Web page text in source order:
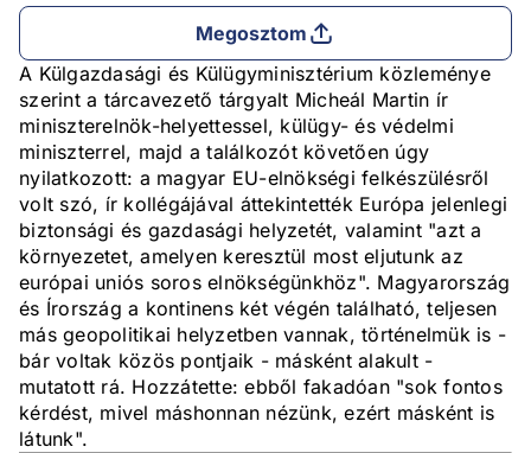
Megosztom
A Külgazdasági és Külügyminisztérium közleménye
szerint a tárcavezető tárgyalt Micheál Martin ír
miniszterelnök-helyettessel, külügy- és védelmi
miniszterrel, majd a találkozót követően úgy
nyilatkozott: a magyar EU-elnökségi felkészülésről
volt szó, ír kollégájával áttekintették Európa jelenlegi
biztonsági és gazdasági helyzetét, valamint "azt a
környezetet, amelyen keresztül most eljutunk az
európai uniós soros elnökségünkhöz". Magyarország
és Írország a kontinens két végén található, teljesen
más geopolitikai helyzetben vannak, történelmük is -
bár voltak közös pontjaik - másként alakult -
mutatott rá. Hozzátette: ebből fakadóan "sok fontos
kérdést, mivel máshonnan nézünk, ezért másként is
látunk".